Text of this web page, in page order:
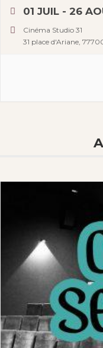
01 JUIL - 26
Cinéma Studio 31
31 place d'Ariane,